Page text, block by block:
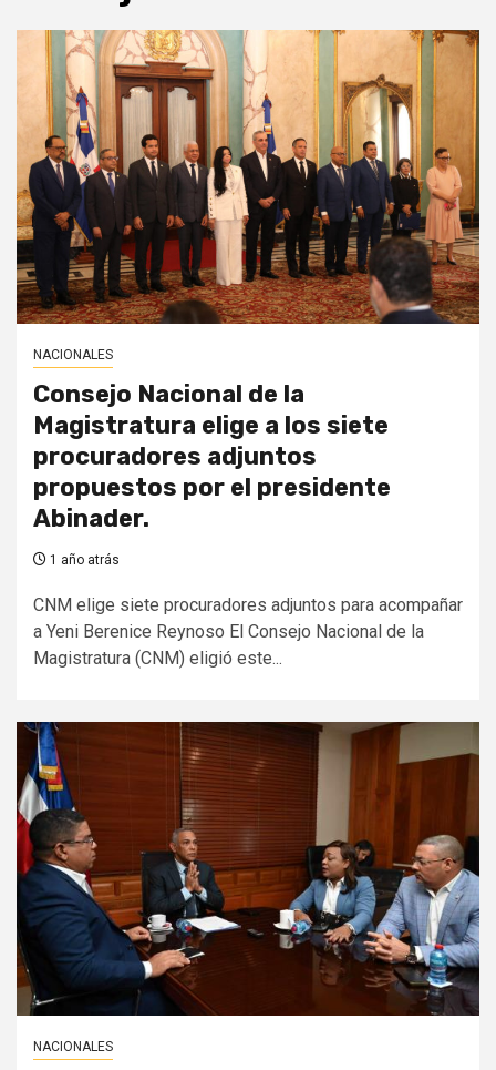
NACIONALES
Consejo Nacional de la
Magistratura elige a los siete
procuradores adjuntos
propuestos por el presidente
Abinader.
1 año atrás
CNM elige siete procuradores adjuntos para acompañar
a Yeni Berenice Reynoso El Consejo Nacional de la
Magistratura (CNM) eligió este...
NACIONALES